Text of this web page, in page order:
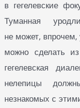
в гегелевские
Туманная
не может, впрочем,
можно сделать
гегелевская
нелепицы
незнакомых с